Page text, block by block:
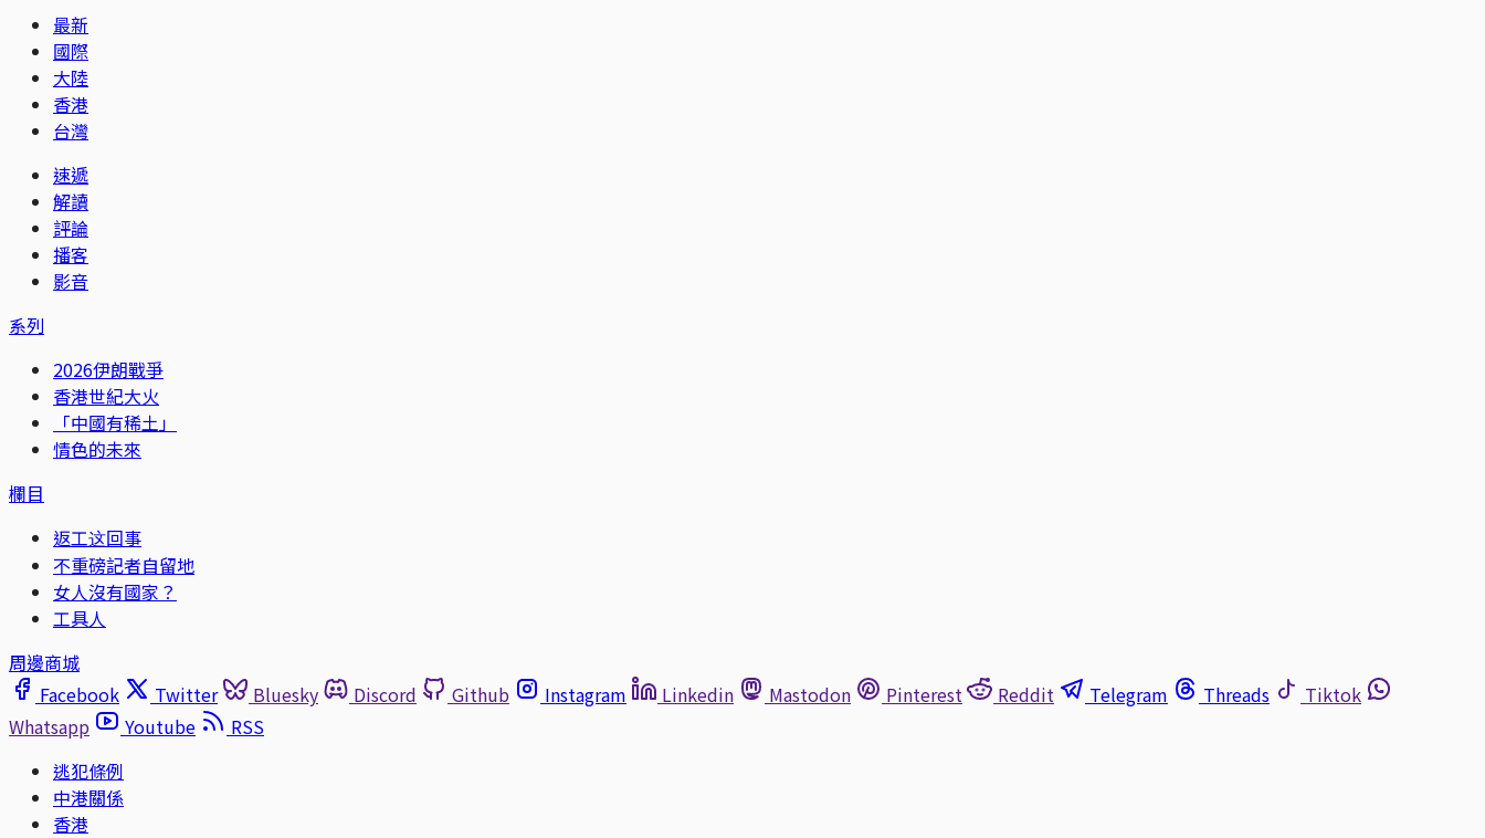
最新
國際
大陸
香港
台灣
速遞
解讀
評論
播客
影音
系列
2026伊朗戰爭
香港世紀大火
「中國有稀土」
情色的未來
欄目
返工这回事
不重磅記者自留地
女人沒有國家？
工具人
周邊商城
Facebook
Twitter Bluesky Discord Github Instagram Linkedin Mastodon Pinterest Reddit Telegram Threads
Tiktok
Whatsapp
Youtube
RSS
逃犯條例
中港關係
香港